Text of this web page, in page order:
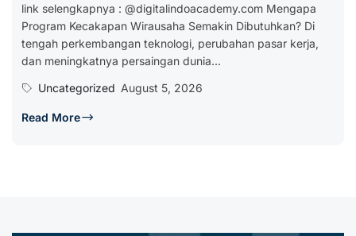
link selengkapnya : @digitalindoacademy.com Mengapa
Program Kecakapan Wirausaha Semakin Dibutuhkan? Di
tengah perkembangan teknologi, perubahan pasar kerja,
dan meningkatnya persaingan dunia...
Uncategorized August 5, 2026
Read More